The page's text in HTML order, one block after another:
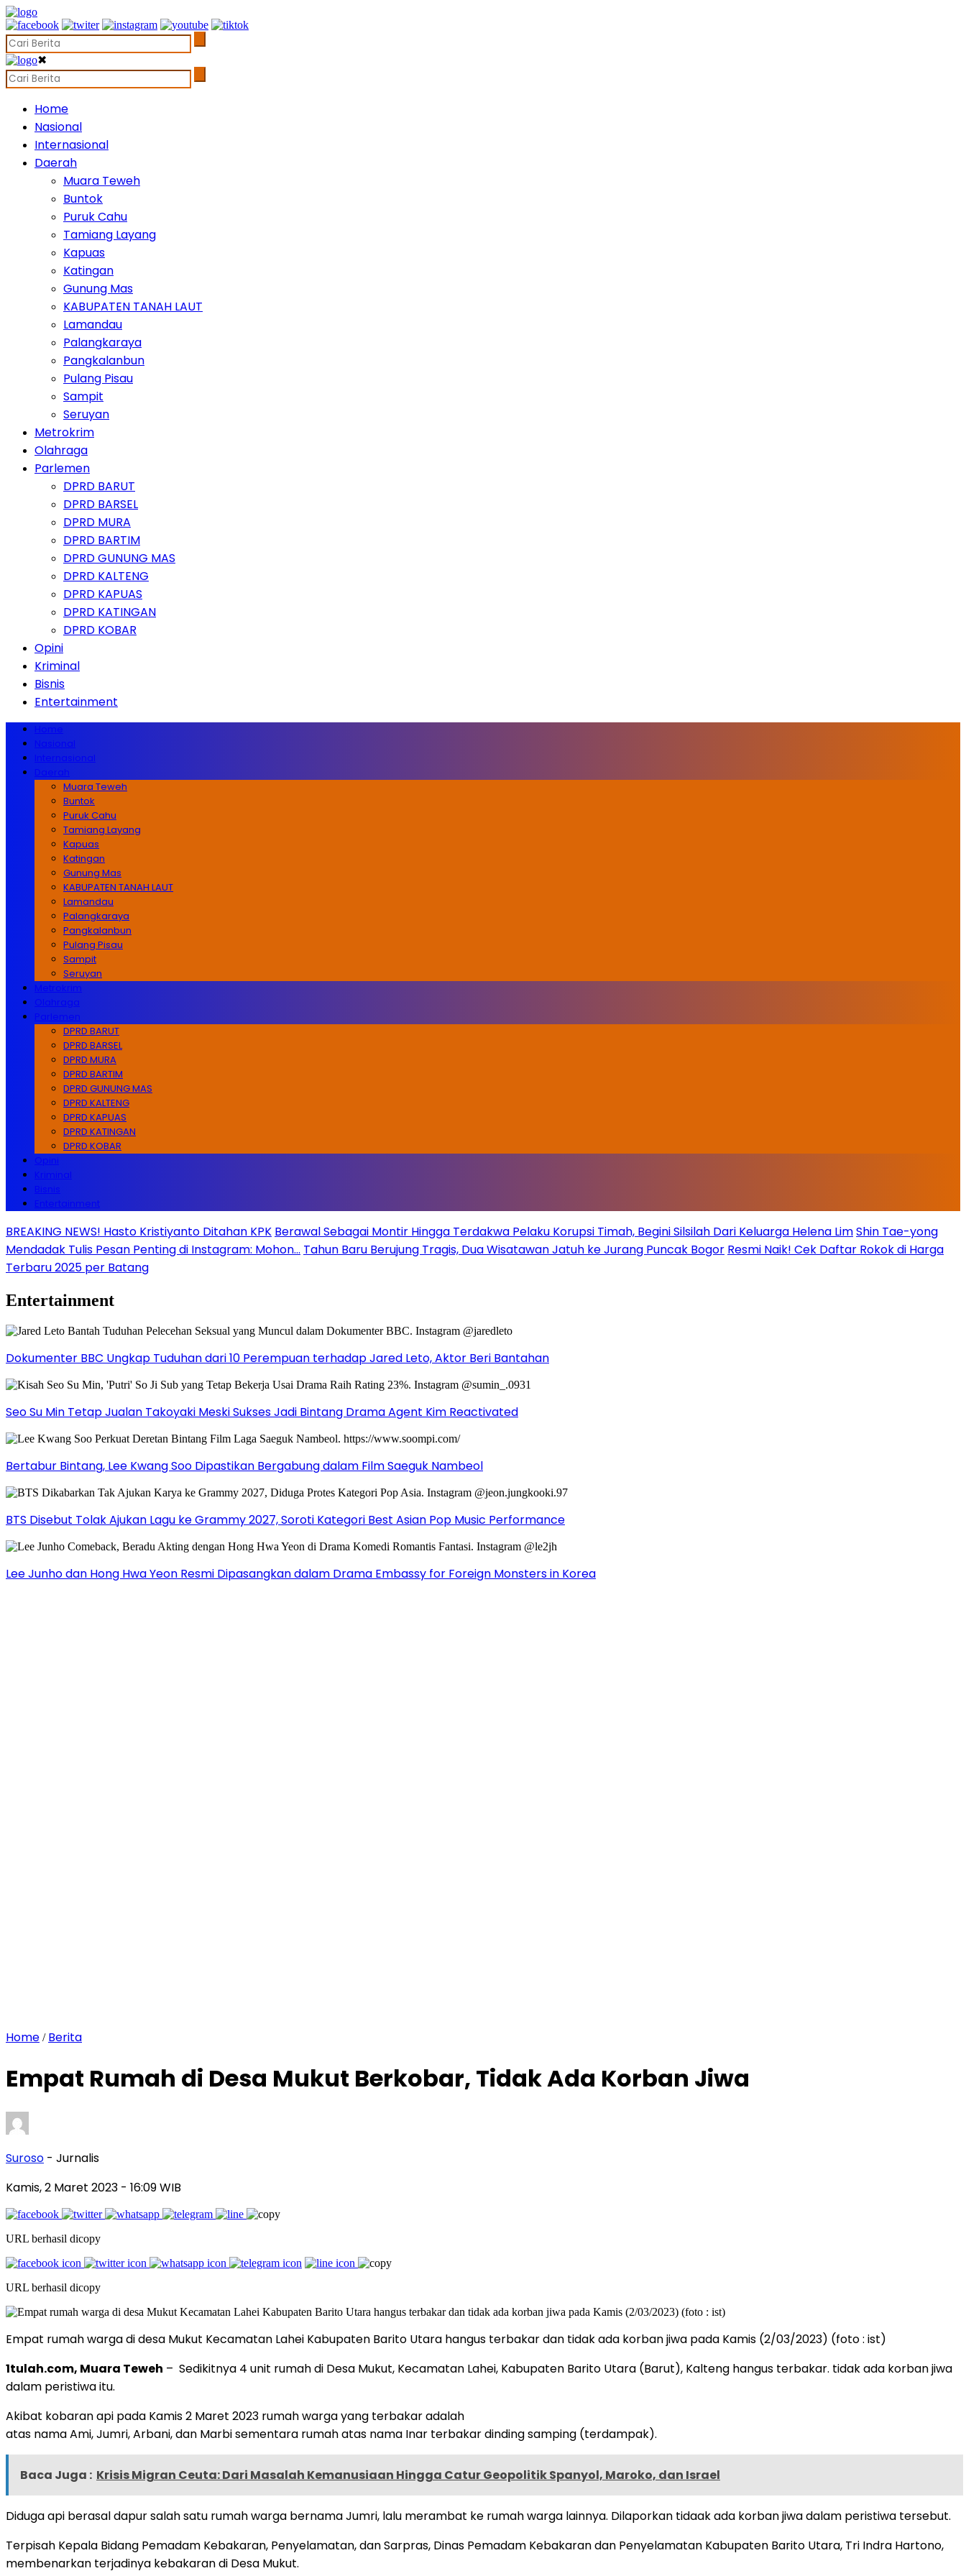
✖
Home
Nasional
Internasional
Daerah
Muara Teweh
Buntok
Puruk Cahu
Tamiang Layang
Kapuas
Katingan
Gunung Mas
KABUPATEN TANAH LAUT
Lamandau
Palangkaraya
Pangkalanbun
Pulang Pisau
Sampit
Seruyan
Metrokrim
Olahraga
Parlemen
DPRD BARUT
DPRD BARSEL
DPRD MURA
DPRD BARTIM
DPRD GUNUNG MAS
DPRD KALTENG
DPRD KAPUAS
DPRD KATINGAN
DPRD KOBAR
Opini
Kriminal
Bisnis
Entertainment
Home
Nasional
Internasional
Daerah
Muara Teweh
Buntok
Puruk Cahu
Tamiang Layang
Kapuas
Katingan
Gunung Mas
KABUPATEN TANAH LAUT
Lamandau
Palangkaraya
Pangkalanbun
Pulang Pisau
Sampit
Seruyan
Metrokrim
Olahraga
Parlemen
DPRD BARUT
DPRD BARSEL
DPRD MURA
DPRD BARTIM
DPRD GUNUNG MAS
DPRD KALTENG
DPRD KAPUAS
DPRD KATINGAN
DPRD KOBAR
Opini
Kriminal
Bisnis
Entertainment
BREAKING NEWS! Hasto Kristiyanto Ditahan KPK Berawal Sebagai Montir Hingga Terdakwa Pelaku Korupsi Timah, Begini Silsilah Dari Keluarga Helena LimShin Tae-yong
Mendadak Tulis Pesan Penting di Instagram: Mohon… Tahun Baru Berujung Tragis, Dua Wisatawan Jatuh ke Jurang Puncak Bogor Resmi Naik! Cek Daftar Rokok di Harga
Terbaru 2025 per Batang
Entertainment
Dokumenter BBC Ungkap Tuduhan dari 10 Perempuan terhadap Jared Leto, Aktor Beri Bantahan
Seo Su Min Tetap Jualan Takoyaki Meski Sukses Jadi Bintang Drama Agent Kim Reactivated
Bertabur Bintang, Lee Kwang Soo Dipastikan Bergabung dalam Film Saeguk Nambeol
BTS Disebut Tolak Ajukan Lagu ke Grammy 2027, Soroti Kategori Best Asian Pop Music Performance
Lee Junho dan Hong Hwa Yeon Resmi Dipasangkan dalam Drama Embassy for Foreign Monsters in Korea
Home / Berita
Empat Rumah di Desa Mukut Berkobar, Tidak Ada Korban Jiwa
Suroso - Jurnalis
Kamis, 2 Maret 2023 - 16:09 WIB
URL berhasil dicopy
URL berhasil dicopy
Empat rumah warga di desa Mukut Kecamatan Lahei Kabupaten Barito Utara hangus terbakar dan tidak ada korban jiwa pada Kamis (2/03/2023) (foto : ist)
1tulah.com, Muara Teweh – Sedikitnya 4 unit rumah di Desa Mukut, Kecamatan Lahei, Kabupaten Barito Utara (Barut), Kalteng hangus terbakar. tidak ada korban jiwa
dalam peristiwa itu.
Akibat kobaran api pada Kamis 2 Maret 2023 rumah warga yang terbakar adalah
atas nama Ami, Jumri, Arbani, dan Marbi sementara rumah atas nama Inar terbakar dinding samping (terdampak).
Baca Juga : Krisis Migran Ceuta: Dari Masalah Kemanusiaan Hingga Catur Geopolitik Spanyol, Maroko, dan Israel
Diduga api berasal dapur salah satu rumah warga bernama Jumri, lalu merambat ke rumah warga lainnya. Dilaporkan tidaak ada korban jiwa dalam peristiwa tersebut.
Terpisah Kepala Bidang Pemadam Kebakaran, Penyelamatan, dan Sarpras, Dinas Pemadam Kebakaran dan Penyelamatan Kabupaten Barito Utara, Tri Indra Hartono,
membenarkan terjadinya kebakaran di Desa Mukut.